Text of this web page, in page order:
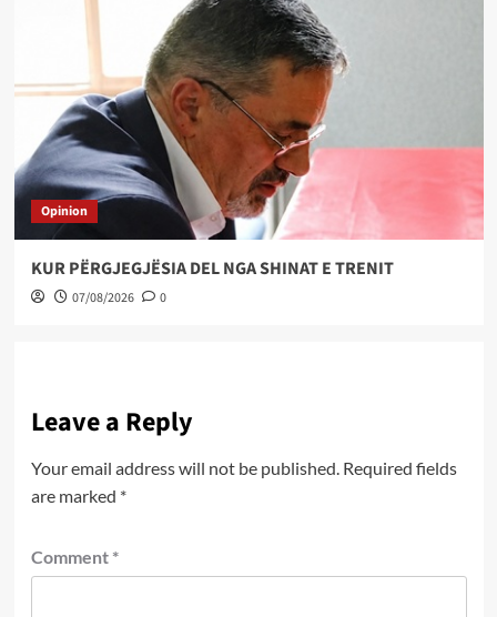
Opinion
KUR PËRGJEGJËSIA DEL NGA SHINAT E TRENIT
07/08/2026 0
Leave a Reply
Your email address will not be published. Required fields
are marked *
Comment *